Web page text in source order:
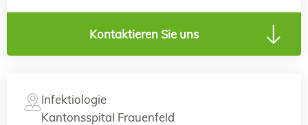
Kontaktieren Sie uns
Infektiologie
Kantonsspital Frauenfeld